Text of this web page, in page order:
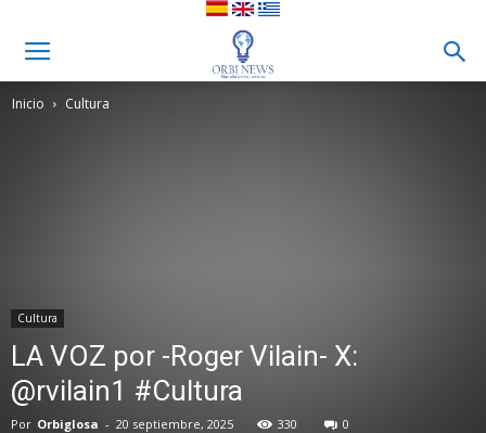
Inicio Cultura
Cultura
LA VOZ por -Roger Vilain- X:
@rvilain1 #Cultura
Por Orbiglosa - 20 septiembre, 2025 330 0